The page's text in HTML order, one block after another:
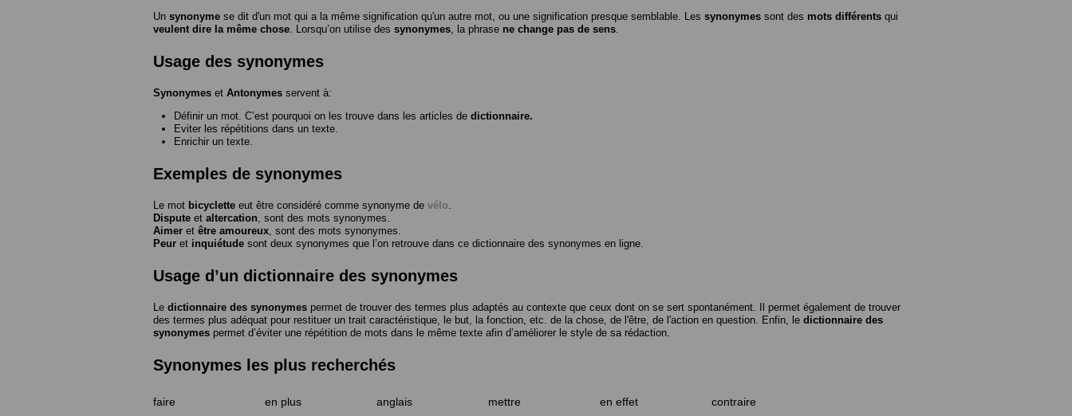
Un synonyme se dit d'un mot qui a la même signification qu'un autre mot, ou une signification presque semblable. Les synonymes sont des mots différents qui
veulent dire la même chose . Lorsqu’on utilise des synonymes , la phrase ne change pas de sens
Usage des synonymes
Synonymes et Antonymes servent à:
Définir un mot. C’est pourquoi on les trouve dans les articles de dictionnaire.
Eviter les répétitions dans un texte.
Enrichir un texte.
Exemples de synonymes
Le mot bicyclette eut être considéré comme synonyme de vélo
Dispute et altercation , sont des mots synonymes.
Aimer et être amoureux , sont des mots synonymes.
Peur et inquiétude sont deux synonymes que l’on retrouve dans ce dictionnaire des synonymes en ligne.
Usage d’un dictionnaire des synonymes
Le dictionnaire des synonymes permet de trouver des termes plus adaptés au contexte que ceux dont on se sert spontanément. Il permet également de trouver
des termes plus adéquat pour restituer un trait caractéristique, le but, la fonction, etc. de la chose, de l'être, de l'action en question. Enfin, le dictionnaire des
synonymes permet d’éviter une répétition de mots dans le même texte afin d’améliorer le style de sa rédaction.
Synonymes les plus recherchés
faire en plus anglais mettre en effet contraire